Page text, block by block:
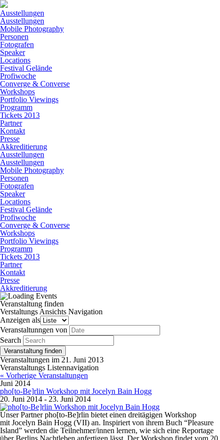
Ausstellungen
Ausstellungen
Mobile Photography
Personen
Fotografen
Speaker
Locations
Festival Gelände
Profiwoche
Converge & Converse
Workshops
Portfolio Viewings
Programm
Tickets 2013
Partner
Kontakt
Presse
Akkreditierung
Ausstellungen
Ausstellungen
Mobile Photography
Personen
Fotografen
Speaker
Locations
Festival Gelände
Profiwoche
Converge & Converse
Workshops
Portfolio Viewings
Programm
Tickets 2013
Partner
Kontakt
Presse
Akkreditierung
Veranstaltung finden
Verstaltungs Ansichts Navigation
Anzeigen als
Veranstaltunngen von
Search
Veranstaltungen im 21. Juni 2013
Veranstaltungs Listennavigation
« Vorherige Veranstaltungen
Juni 2014
pho[to-Be]rlin Workshop mit Jocelyn Bain Hogg
20. Juni 2014 - 23. Juni 2014
Unser Partner pho[to-Be]rlin bietet einen dreitägigen Workshop
mit Jocelyn Bain Hogg (VII) an. Inspiriert von ihrem Buch “Pleasure
Island” werden die Teilnehmer/innen lernen, wie sich eine Reportage
über Berlins Nachtleben anfertigen lässt. Der Workshop findet vom 20.